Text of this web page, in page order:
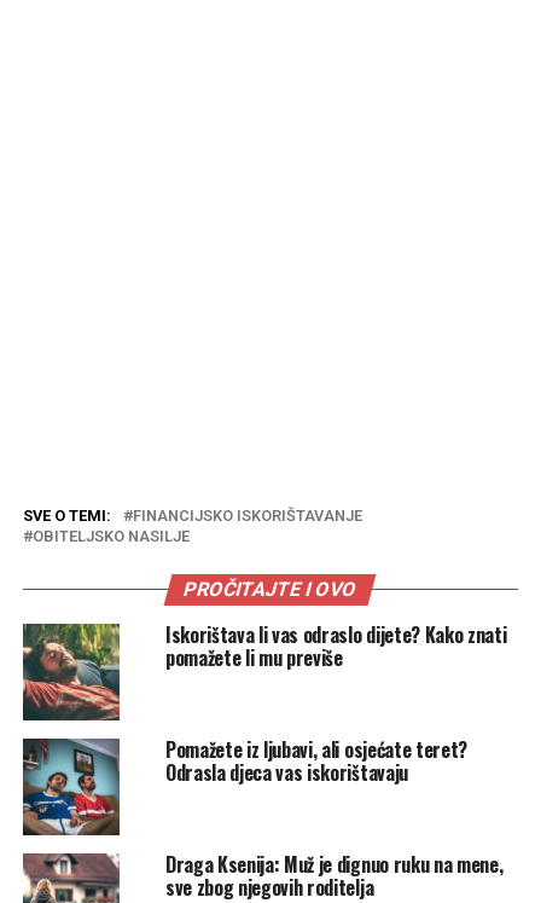
SVE O TEMI:
FINANCIJSKO ISKORIŠTAVANJE
OBITELJSKO NASILJE
PROČITAJTE I OVO
Iskorištava li vas odraslo dijete? Kako znati
pomažete li mu previše
Pomažete iz ljubavi, ali osjećate teret?
Odrasla djeca vas iskorištavaju
Draga Ksenija: Muž je dignuo ruku na mene,
sve zbog njegovih roditelja